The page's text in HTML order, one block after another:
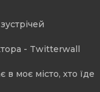
- Twitterwall
моє місто, хто їде